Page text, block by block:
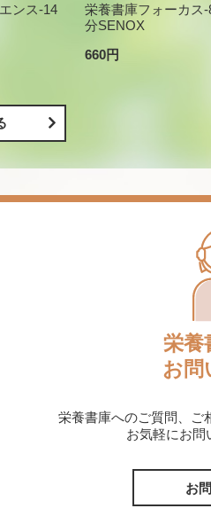
ンス-14
栄養書庫フォーカス
分SENOX
660円
栄養
お問
栄養書庫へのご質問、ご
お気軽にお問
お